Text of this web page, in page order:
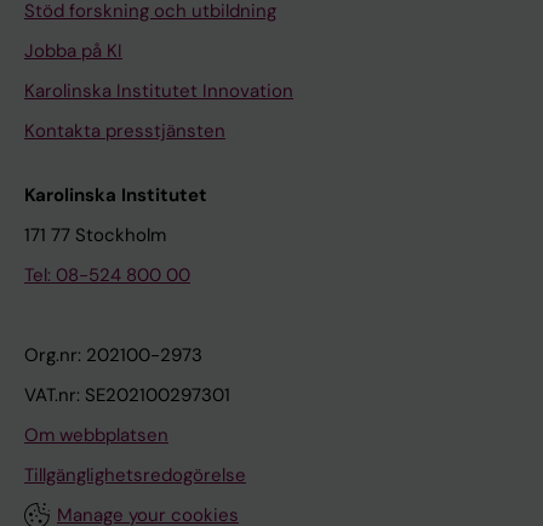
Stöd forskning och utbildning
Jobba på KI
Karolinska Institutet Innovation
Kontakta presstjänsten
Karolinska Institutet
171 77 Stockholm
Tel: 08-524 800 00
Org.nr: 202100-2973
VAT.nr: SE202100297301
Om webbplatsen
Tillgänglighetsredogörelse
Manage your cookies